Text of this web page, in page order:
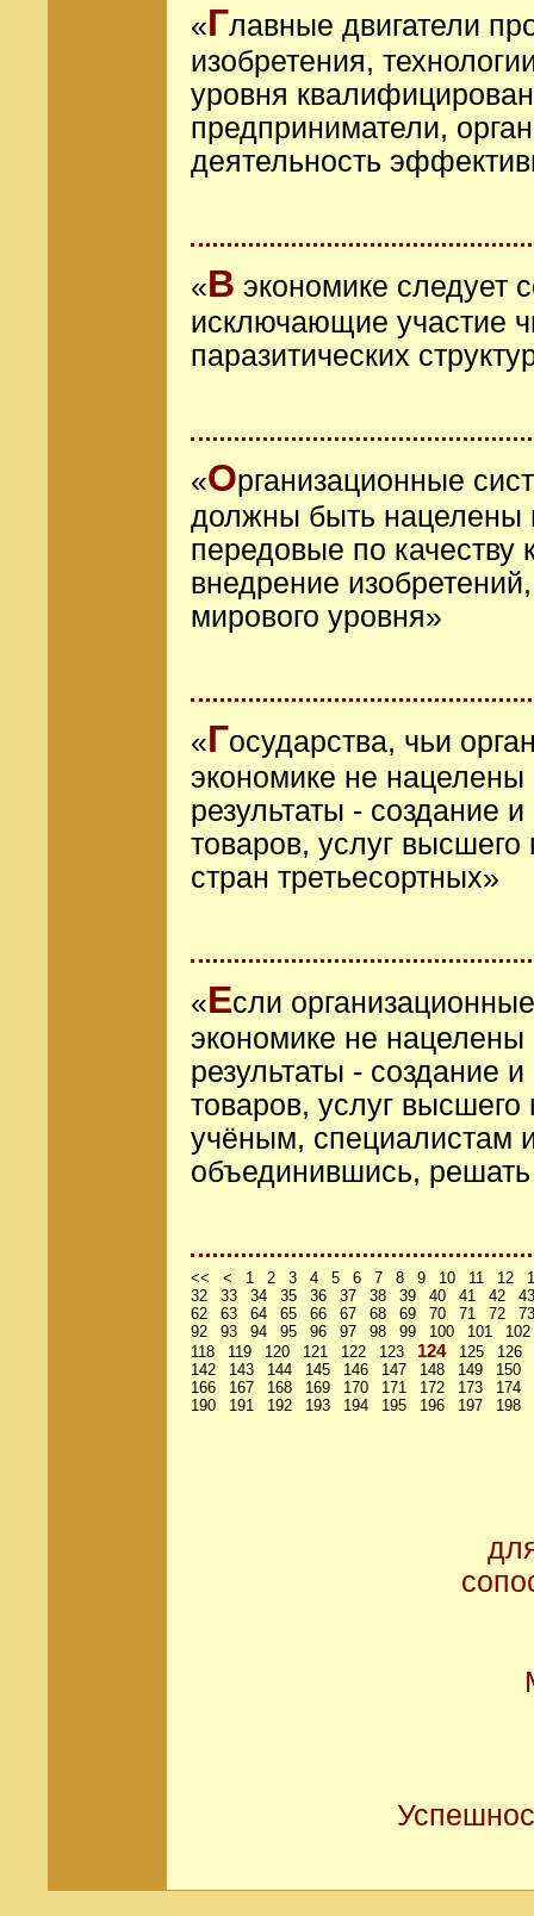
«Главные двигатели
изобретения,
уровня
предприниматели,
деятельность
«В экономике следует
исключающие участие
паразитических
«Организационные
должны быть нацелены
передовые по качеству
внедрение
мирового уровня»
«Государства, чьи
экономике не нацелены
результаты - создание
товаров, услуг
стран третьесортных»
«Если
экономике не нацелены
результаты - создание
товаров, услуг
учёным, специалистам
объединившись, решать
<< < 1 2 3 4 5 6 7 8 9 10 11 12
32
33 34 35 36 37 38 39 40 41 42
43
62
63 64 65 66 67 68 69 70 71 72
73
92
93 94 95 96 97 98 99 100 101
102
118
119 120 121 122 123 124 125
126
142
143 144 145 146 147 148 149
150
166
167 168 169 170 171 172 173
174
190
191 192 193 194 195 196 197 198